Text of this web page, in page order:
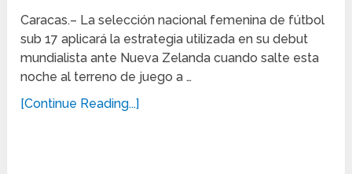
Caracas.– La selección nacional femenina de fútbol
sub 17 aplicará la estrategia utilizada en su debut
mundialista ante Nueva Zelanda cuando salte esta
noche al terreno de juego a …
[Continue Reading...]